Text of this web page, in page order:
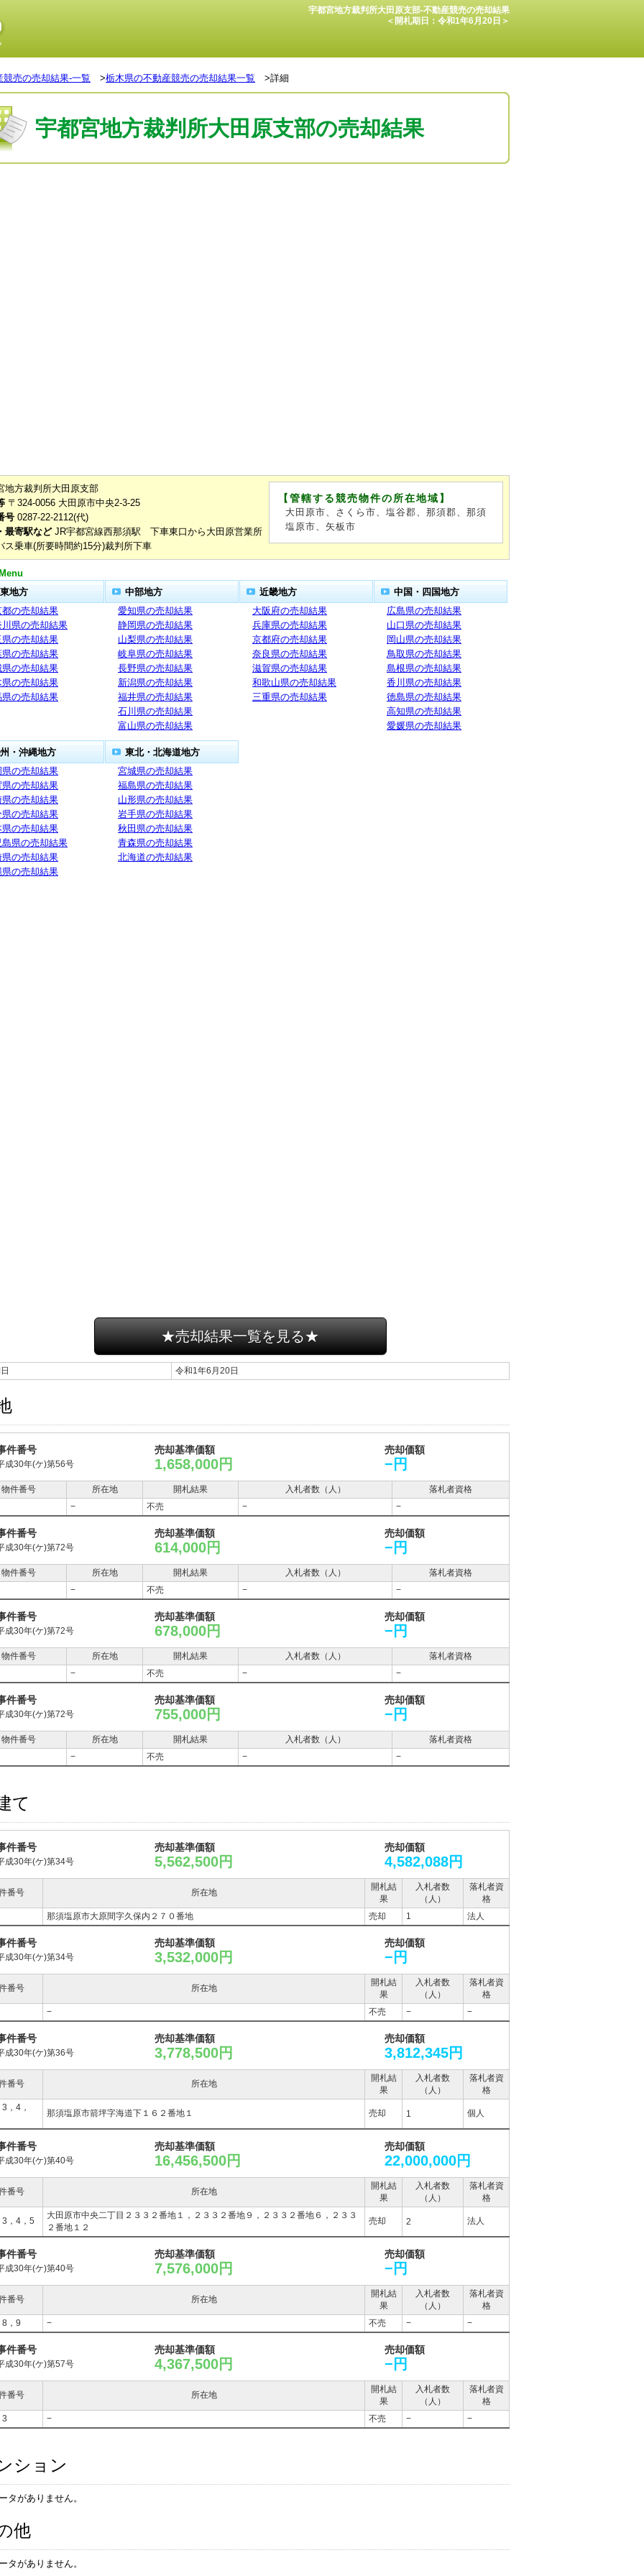
宇都宮地方裁判所大田原支部-不動産競売の売却結果
＜開札期日：令和1年6月20日＞
競売の売却結果-一覧 >栃木県の不動産競売の売却結果一覧 >詳細
宇都宮地方裁判所大田原支部の売却結果
地方裁判所大田原支部
〒324-0056 大田原市中央2-3-25
号 0287-22-2112(代)
最寄駅などJR宇都宮線西那須駅 下車東口から大田原営業所
ス乗車(所要時間約15分)裁判所下車
【管轄する競売物件の所在地域】
大田原市、さくら市、塩谷郡、那須郡、那須
塩原市、矢板市
地方
都の売却結果
川県の売却結果
県の売却結果
県の売却結果
県の売却結果
県の売却結果
県の売却結果
中部地方
愛知県の売却結果
静岡県の売却結果
山梨県の売却結果
岐阜県の売却結果
長野県の売却結果
新潟県の売却結果
福井県の売却結果
石川県の売却結果
富山県の売却結果
近畿地方
大阪府の売却結果
兵庫県の売却結果
京都府の売却結果
奈良県の売却結果
滋賀県の売却結果
和歌山県の売却結果
三重県の売却結果
中国・四国地方
広島県の売却結果
山口県の売却結果
岡山県の売却結果
鳥取県の売却結果
島根県の売却結果
香川県の売却結果
徳島県の売却結果
高知県の売却結果
愛媛県の売却結果
・沖縄地方
県の売却結果
県の売却結果
県の売却結果
県の売却結果
県の売却結果
島県の売却結果
県の売却結果
県の売却結果
東北・北海道地方
宮城県の売却結果
福島県の売却結果
山形県の売却結果
岩手県の売却結果
秋田県の売却結果
青森県の売却結果
北海道の売却結果
★売却結果一覧を見る★
令和1年6月20日
件番号
成30年(ケ)第56号
売却基準価額
1,658,000円
売却価額
−円
物件番号 所在地 開札結果 入札者数（人）
落札者資格
− 不売 − −
件番号
成30年(ケ)第72号
売却基準価額
614,000円
売却価額
−円
物件番号 所在地 開札結果 入札者数（人）
落札者資格
− 不売 − −
件番号
成30年(ケ)第72号
売却基準価額
678,000円
売却価額
−円
物件番号 所在地 開札結果 入札者数（人）
落札者資格
− 不売 − −
件番号
成30年(ケ)第72号
売却基準価額
755,000円
売却価額
−円
物件番号 所在地 開札結果 入札者数（人）
落札者資格
− 不売 − −
て
件番号
成30年(ケ)第34号
売却基準価額
5,562,500円
売却価額
4,582,088円
番号 所在地
開札結
果
入札者数
（人）
落札者資
格
那須塩原市大原間字久保内２７０番地 売却 1 法人
件番号
成30年(ケ)第34号
売却基準価額
3,532,000円
売却価額
−円
番号 所在地
開札結
果
入札者数
（人）
落札者資
格
− 不売 − −
件番号
成30年(ケ)第36号
売却基準価額
3,778,500円
売却価額
3,812,345円
番号 所在地
開札結
果
入札者数
（人）
落札者資
格
，4，
那須塩原市箭坪字海道下１６２番地１ 売却 1 個人
件番号
成30年(ケ)第40号
売却基準価額
16,456,500円
売却価額
22,000,000円
番号 所在地
開札結
果
入札者数
（人）
落札者資
格
3，4，5
大田原市中央二丁目２３３２番地１，２３３２番地９，２３３２番地６，２３３
２番地１２
売却 2 法人
件番号
成30年(ケ)第40号
売却基準価額
7,576,000円
売却価額
−円
番号 所在地
開札結
果
入札者数
（人）
落札者資
格
8，9
− 不売 − −
件番号
成30年(ケ)第57号
売却基準価額
4,367,500円
売却価額
−円
番号 所在地
開札結
果
入札者数
（人）
落札者資
格
3
− 不売 − −
ション
タがありません。
他
タがありません。